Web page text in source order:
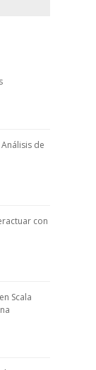
de
con
Scala